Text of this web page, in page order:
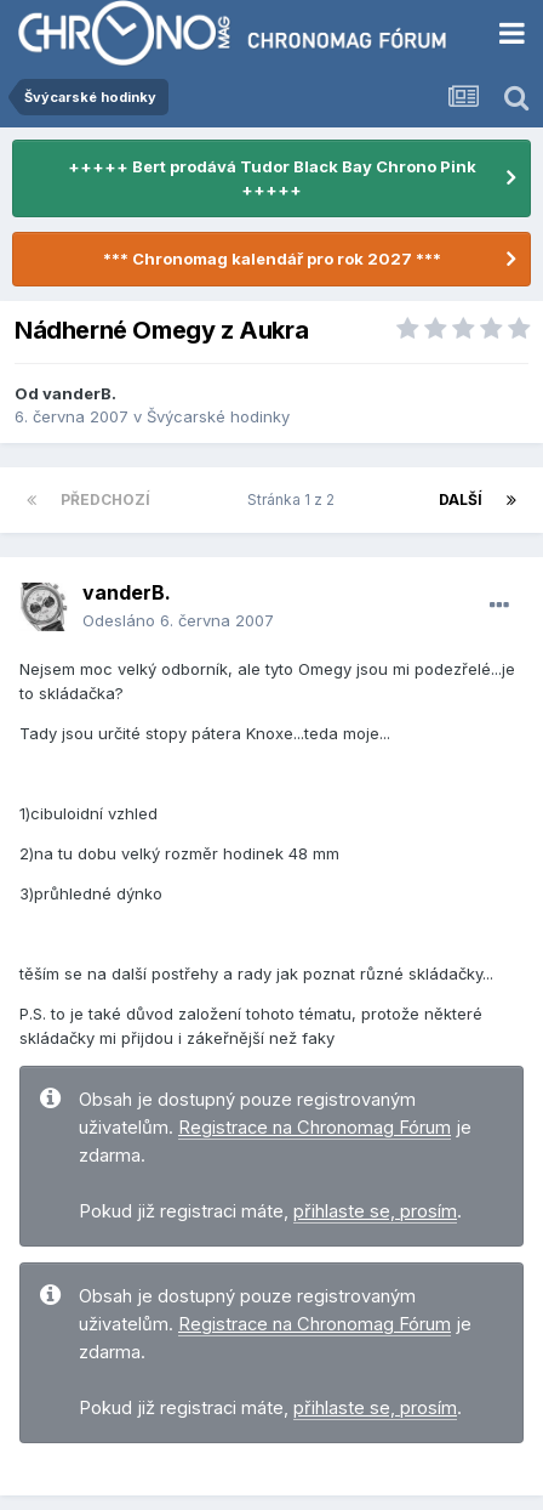
Švýcarské hodinky
+++++ Bert prodává Tudor Black Bay Chrono Pink
+++++
*** Chronomag kalendář pro rok 2027 ***
Nádherné Omegy z Aukra
Od vanderB.
6. června 2007 v Švýcarské hodinky
PŘEDCHOZÍ DALŠÍ
Stránka 1 z 2
vanderB.
Odesláno 6. června 2007
Nejsem moc velký odborník, ale tyto Omegy jsou mi podezřelé...je
to skládačka?
Tady jsou určité stopy pátera Knoxe...teda moje...
1)cibuloidní vzhled
2)na tu dobu velký rozměr hodinek 48 mm
3)průhledné dýnko
těším se na další postřehy a rady jak poznat různé skládačky...
P.S. to je také důvod založení tohoto tématu, protože některé
skládačky mi přijdou i zákeřnější než faky
Obsah je dostupný pouze registrovaným
uživatelům. Registrace na Chronomag Fórum je
zdarma.
Pokud již registraci máte, přihlaste se, prosím.
Obsah je dostupný pouze registrovaným
uživatelům. Registrace na Chronomag Fórum je
zdarma.
Pokud již registraci máte, přihlaste se, prosím.